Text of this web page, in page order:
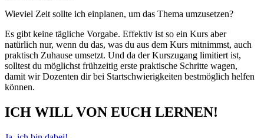
Wieviel Zeit sollte ich einplanen, um das Thema umzusetzen?
Es gibt keine tägliche Vorgabe. Effektiv ist so ein Kurs aber
natürlich nur, wenn du das, was du aus dem Kurs mitnimmst, auch
praktisch Zuhause umsetzt. Und da der Kurszugang limitiert ist,
solltest du möglichst frühzeitig erste praktische Schritte wagen,
damit wir Dozenten dir bei Startschwierigkeiten bestmöglich helfen
können.
ICH WILL VON EUCH LERNEN!